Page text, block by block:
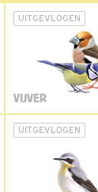
UITGEVLOGEN
VIJVER
UITGEVLOGEN